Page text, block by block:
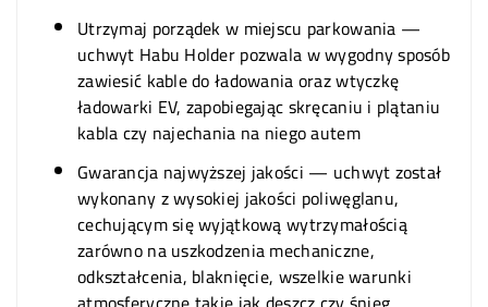
Utrzymaj porządek w miejscu parkowania —
uchwyt Habu Holder pozwala w wygodny sposób
zawiesić kable do ładowania oraz wtyczkę
ładowarki EV, zapobiegając skręcaniu i plątaniu
kabla czy najechania na niego autem
Gwarancja najwyższej jakości — uchwyt został
wykonany z wysokiej jakości poliwęglanu,
cechującym się wyjątkową wytrzymałością
zarówno na uszkodzenia mechaniczne,
odkształcenia, blaknięcie, wszelkie warunki